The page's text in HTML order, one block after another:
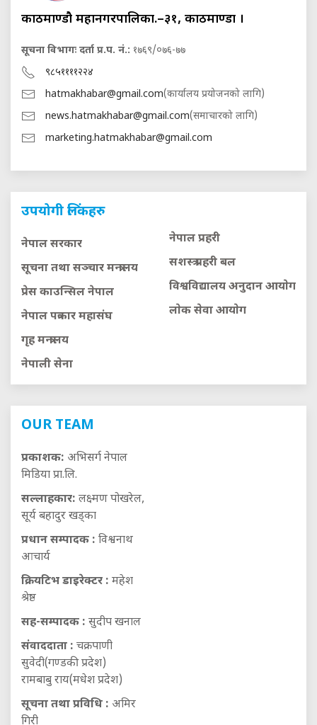
काठमाण्डौ महानगरपालिका.–३१, काठमाण्डौं ।
सूचना विभागः दर्ता प्र.प. नं.: १७६९/०७६-७७
९८५११११२२४
hatmakhabar@gmail.com(कार्यालय प्रयोजनको लागि)
news.hatmakhabar@gmail.com(समाचारको लागि)
marketing.hatmakhabar@gmail.com
उपयोगी लिंकहरु
नेपाल सरकार
सूचना तथा सञ्चार मन्त्रालय
प्रेस काउन्सिल नेपाल
नेपाल पत्रकार महासंघ
गृह मन्त्रालय
नेपाली सेना
नेपाल प्रहरी
सशस्त्र प्रहरी बल
विश्वविद्यालय अनुदान आयाेग
लाेक सेवा आयाेग
OUR TEAM
प्रकाशक: अभिसर्ग नेपाल
मिडिया प्रा.लि.
सल्लाहकार: लक्ष्मण पोखरेल,
सूर्य बहादुर खड्का
प्रधान सम्पादक : विश्वनाथ
आचार्य
क्रियटिभ डाइरेक्टर : महेश
श्रेष्ठ
सह-सम्पादक : सुदीप खनाल
संवाददाता : चक्रपाणी
सुवेदी(गण्डकी प्रदेश)
रामबाबु राय(मधेश प्रदेश)
सूचना तथा प्रविधि : अमिर
गिरी